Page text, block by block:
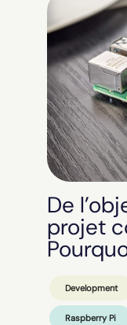
De
projet
Development
Raspberry Pi